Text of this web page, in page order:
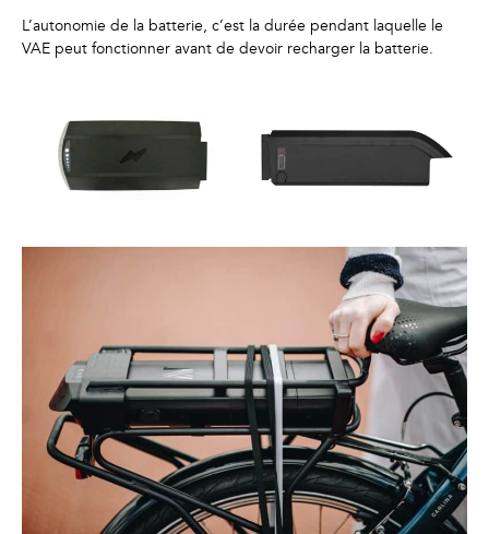
L’autonomie de la batterie, c’est la durée pendant laquelle le
VAE peut fonctionner avant de devoir recharger la batterie.